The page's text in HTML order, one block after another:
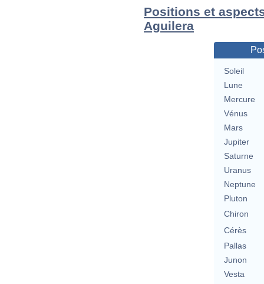
Positions et
Aguilera
Soleil
Lune
Mercure
Vénus
Mars
Jupiter
Saturne
Uranus
Neptune
Pluton
Chiron
Cérès
Pallas
Junon
Vesta